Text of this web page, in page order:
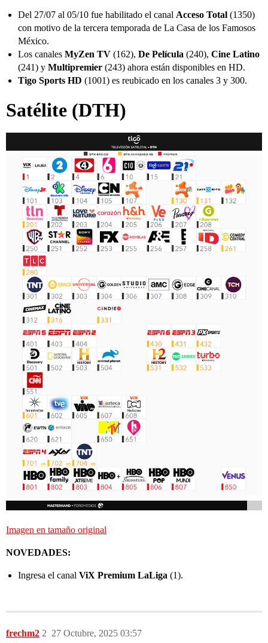
Del 27/07 al 05/10 fue habilitado el canal Acceso Total (1350)
con motivo de la tercera temporada de La Casa de los Famosos
México.
Los canales MyZen TV (162), De Película (240), Cine Latino
(241) y Multipremier (243) ahora están disponibles en HD.
Tigo Sports HD (1001) es reubicado en los canales 3 y 300.
Satélite (DTH)
Imagen en tamaño original
NOVEDADES:
Ingresa el canal ViX Premium LaLiga (1).
frechm2 27 Octubre, 2025 03:57
2